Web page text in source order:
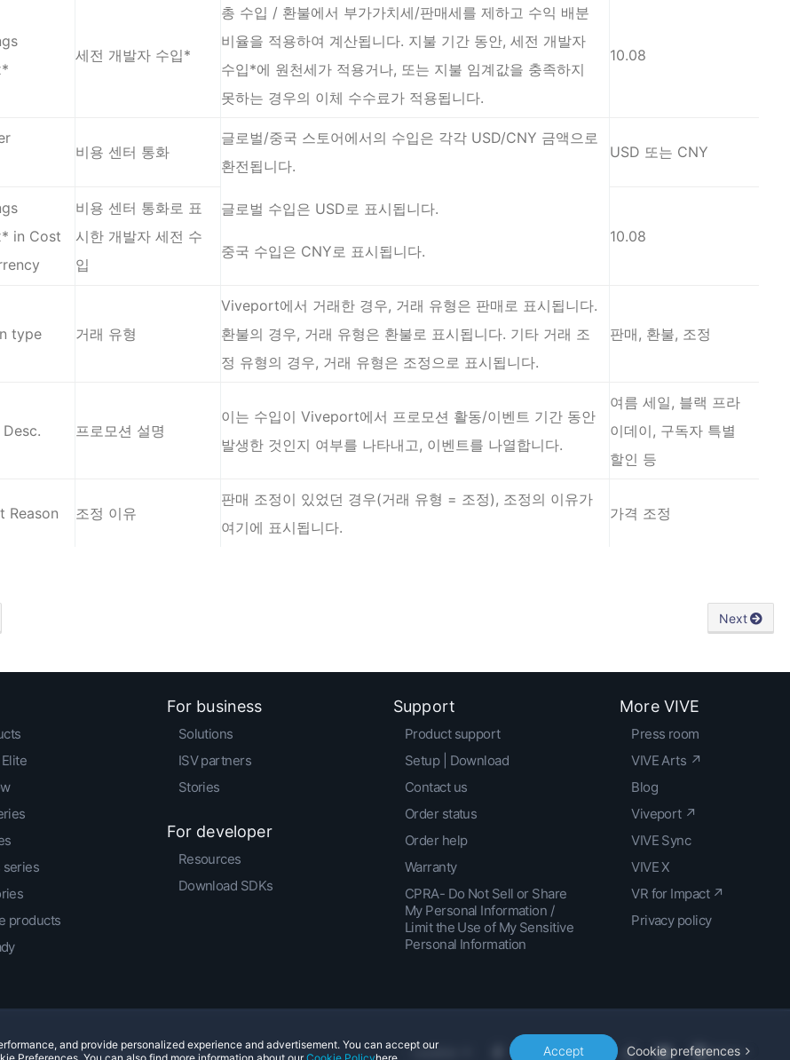
세전 개발자 수입*
총 수입 / 환불에서 부가가치세/판매세를 제하고 수익 배분
비율을 적용하여 계산됩니다. 지불 기간 동안, 세전 개발자
수입*에 원천세가 적용거나, 또는 지불 임계값을 충족하지
못하는 경우의 이체 수수료가 적용됩니다.
10.08
비용 센터 통화
글로벌/중국 스토어에서의 수입은 각각 USD/CNY 금액으로
환전됩니다.
글로벌 수입은 USD로 표시됩니다.
중국 수입은 CNY로 표시됩니다.
USD 또는 CNY
in Cost
비용 센터 통화로 표
시한 개발자 세전 수
입
10.08
type 거래 유형
Viveport에서 거래한 경우, 거래 유형은 판매로 표시됩니다.
환불의 경우, 거래 유형은 환불로 표시됩니다. 기타 거래 조
정 유형의 경우, 거래 유형은 조정으로 표시됩니다.
판매, 환불, 조정
프로모션 설명
이는 수입이 Viveport에서 프로모션 활동/이벤트 기간 동안
발생한 것인지 여부를 나타내고, 이벤트를 나열합니다.
여름 세일, 블랙 프라
이데이, 구독자 특별
할인 등
Reason 조정 이유
판매 조정이 있었던 경우(거래 유형 = 조정), 조정의 이유가
여기에 표시됩니다.
가격 조정
Next
and provide personalized experience and advertisement. You can accept our
Preferences. You can also find more information about ourCookie Policyhere. Accept Cookie preferences
series
products
For business
Solutions
ISV partners
Stories
For developer
Resources
Download SDKs
Support
Product support
Setup | Download
Contact us
Order status
Order help
Warranty
CPRA- Do Not Sell or Share
My Personal Information /
Limit the Use of My Sensitive
Personal Information
More VIVE
Press room
VIVE Arts ↗
Blog
Viveport ↗
VIVE Sync
VIVE X
VR for Impact ↗
Privacy policy
Location
2011-2026 HTC Corporation Legal Terms Cookies